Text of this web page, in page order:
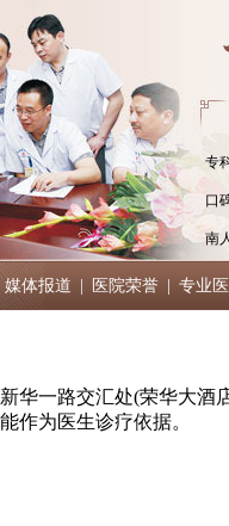
专
口
南
媒体报道 医院荣誉 专业
华一路交汇处(荣华大酒
作为医生诊疗依据。